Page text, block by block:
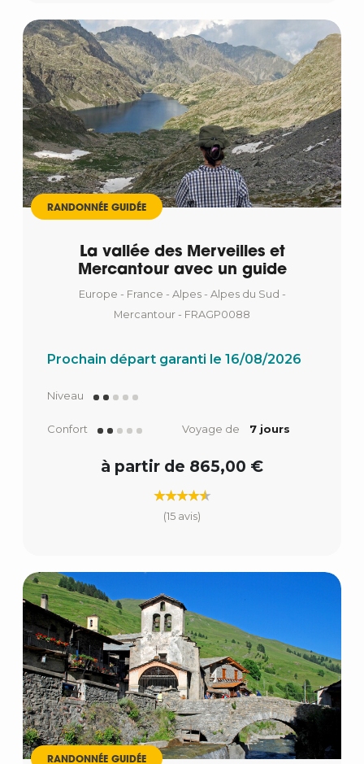
RANDONNÉE GUIDÉE
La vallée des Merveilles et
Mercantour avec un guide
Europe - France - Alpes - Alpes du Sud -
Mercantour - FRAGP0088
Prochain départ garanti le 16/08/2026
Niveau
Confort Voyage de 7 jours
à partir de 865,00 €
(15 avis)
RANDONNÉE GUIDÉE